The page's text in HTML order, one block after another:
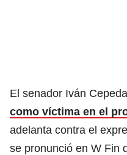
El senador Iván
como víctima en el
adelanta contra el
se pronunció en W Fin